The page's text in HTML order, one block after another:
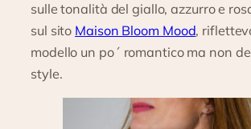
sulle tonalità del giallo, azzurro e
sul sito Maison Bloom Mood,
modello un po´ romantico ma non
style.